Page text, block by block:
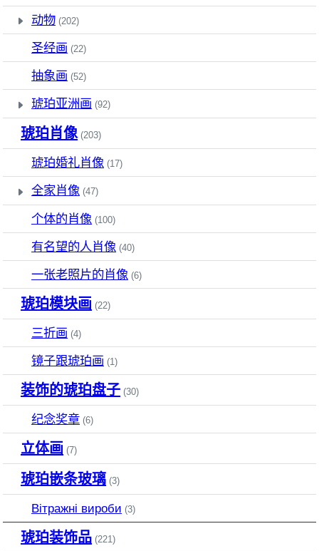
动物 (202)
圣经画 (22)
抽象画 (52)
琥珀亚洲画 (92)
琥珀肖像(203)
琥珀婚礼肖像 (17)
全家肖像 (47)
个体的肖像 (100)
有名望的人肖像 (40)
一张老照片的肖像 (6)
琥珀模块画 (22)
三折画 (4)
镜子跟琥珀画 (1)
装饰的琥珀盘子 (30)
纪念奖章 (6)
立体画 (7)
琥珀嵌条玻璃 (3)
Вітражні вироби (3)
琥珀装饰品 (221)